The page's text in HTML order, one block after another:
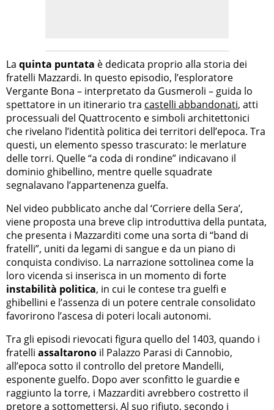
La quinta puntata è dedicata proprio alla storia dei
fratelli Mazzardi. In questo episodio, l’esploratore
Vergante Bona – interpretato da Gusmeroli – guida lo
spettatore in un itinerario tra castelli abbandonati, atti
processuali del Quattrocento e simboli architettonici
che rivelano l’identità politica dei territori dell’epoca. Tra
questi, un elemento spesso trascurato: le merlature
delle torri. Quelle “a coda di rondine” indicavano il
dominio ghibellino, mentre quelle squadrate
segnalavano l’appartenenza guelfa.
Nel video pubblicato anche dal ‘Corriere della Sera’,
viene proposta una breve clip introduttiva della puntata,
che presenta i Mazzarditi come una sorta di “band di
fratelli”, uniti da legami di sangue e da un piano di
conquista condiviso. La narrazione sottolinea come la
loro vicenda si inserisca in un momento di forte
instabilità politica, in cui le contese tra guelfi e
ghibellini e l’assenza di un potere centrale consolidato
favorirono l’ascesa di poteri locali autonomi.
Tra gli episodi rievocati figura quello del 1403, quando i
fratelli assaltarono il Palazzo Parasi di Cannobio,
all’epoca sotto il controllo del pretore Mandelli,
esponente guelfo. Dopo aver sconfitto le guardie e
raggiunto la torre, i Mazzarditi avrebbero costretto il
pretore a sottomettersi. Al suo rifiuto, secondo i